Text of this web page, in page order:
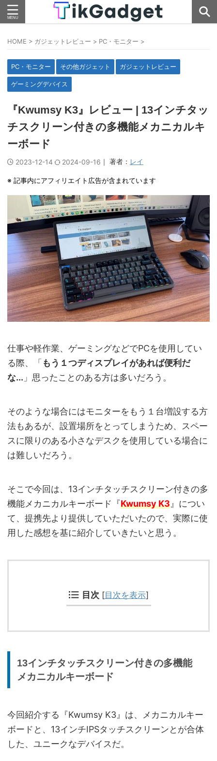
HOME > ガジェットレビュー > PC・モニター >
PC・モニター その他ガジェット ガジェットレビュー
ゲーミングデバイス
『Kwumsy K3』レビュー | 13インチタッ
チスクリーン付きの多機能メカニカルキ
ーボード
2023-12-14 2024-09-16 ｜ 著者： レイ
※ 記事内にアフィリエイト広告が含まれています
仕事や軽作業、ゲーミングなどでPCを使用してい
る際、「 もう１つディスプレイがあれば便利だ
な... 」思ったことのある方は多いだろう。
そのような場合にはモニターをもう１台増設する方
法もあるが、設置場所をとってしまうため、スペー
スに限りのある小さなデスクを使用している場合に
は難しいだろう。
そこで今回は、13インチタッチスクリーン付きの多
機能メカニカルキーボード『Kwumsy K3』につい
て、提携先より提供していただいたので、実際に使
用した感想を基に紹介していきたいと思う。
目次 [目次を表示]
13インチタッチスクリーン付きの多機能
メカニカルキーボード
今回紹介する『Kwumsy K3』は、メカニカルキー
ボードと、13インチIPSタッチスクリーンとが合体
した、ユニークなデバイスだ。